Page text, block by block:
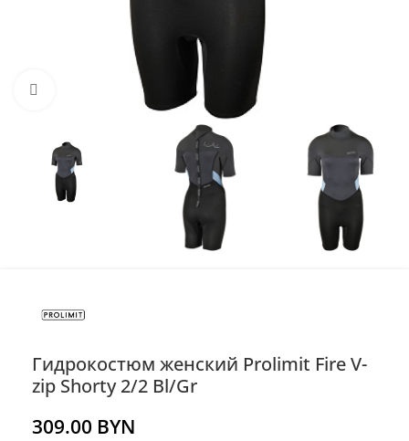
Нажмите, чтобы увеличить
Гидрокостюм женский Prolimit Fire V-
zip Shorty 2/2 Bl/Gr
309.00 BYN